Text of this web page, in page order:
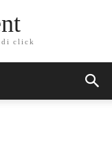
di click